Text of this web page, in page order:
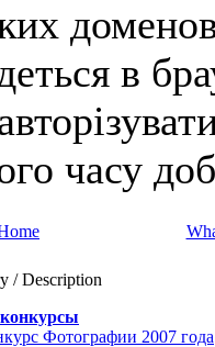
в
часу
/ Description
Фотографии 2007 года